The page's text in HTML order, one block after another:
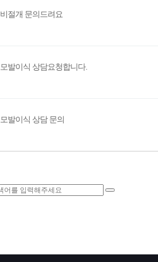
비절개 문의드려요
모발이식 상담요청합니다.
모발이식 상담 문의